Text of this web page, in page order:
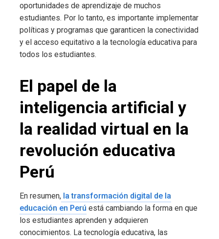
oportunidades de aprendizaje de muchos
estudiantes. Por lo tanto, es importante implementar
políticas y programas que garanticen la conectividad
y el acceso equitativo a la tecnología educativa para
todos los estudiantes.
El papel de la
inteligencia artificial y
la realidad virtual en la
revolución educativa
Perú
En resumen, la transformación digital de la
educación en Perú está cambiando la forma en que
los estudiantes aprenden y adquieren
conocimientos. La tecnología educativa, las